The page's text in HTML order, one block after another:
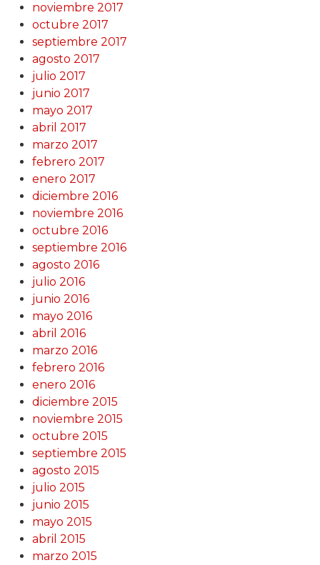
noviembre 2017
octubre 2017
septiembre 2017
agosto 2017
julio 2017
junio 2017
mayo 2017
abril 2017
marzo 2017
febrero 2017
enero 2017
diciembre 2016
noviembre 2016
octubre 2016
septiembre 2016
agosto 2016
julio 2016
junio 2016
mayo 2016
abril 2016
marzo 2016
febrero 2016
enero 2016
diciembre 2015
noviembre 2015
octubre 2015
septiembre 2015
agosto 2015
julio 2015
junio 2015
mayo 2015
abril 2015
marzo 2015